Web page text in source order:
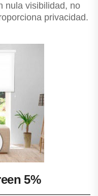
nula visibilidad, no
privacidad.
5%